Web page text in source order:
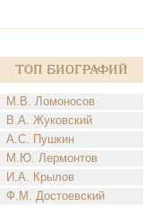
Топ Биографий
М.В. Ломоносов
В.А. Жуковский
А.С. Пушкин
М.Ю. Лермонтов
И.А. Крылов
Ф.М. Достоевский